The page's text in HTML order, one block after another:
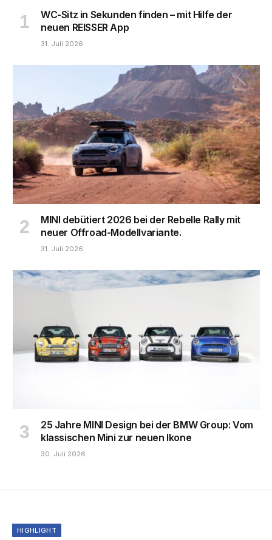
WC-Sitz in Sekunden finden – mit Hilfe der
neuen REISSER App
31. Juli 2026
MINI debütiert 2026 bei der Rebelle Rally mit
neuer Offroad-Modellvariante.
31. Juli 2026
25 Jahre MINI Design bei der BMW Group: Vom
klassischen Mini zur neuen Ikone
30. Juli 2026
HIGHLIGHT